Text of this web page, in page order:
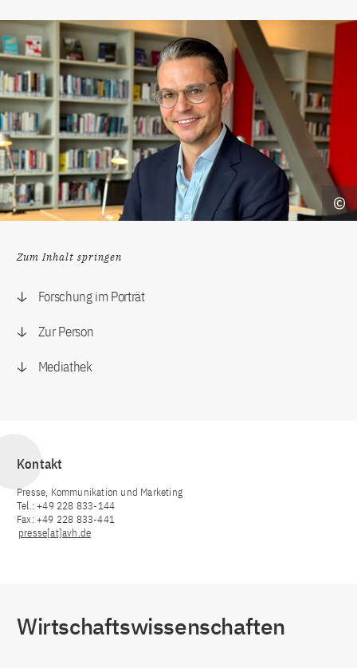
Zum Inhalt springen
Forschung im Porträt
Zur Person
Mediathek
Kontakt
Presse, Kommunikation und Marketing
Tel.: +49 228 833-144
Fax: +49 228 833-441
presse[at]avh.de
Wirtschaftswissenschaften